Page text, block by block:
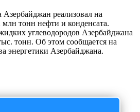
Азербайджан реализовал на
тонн нефти и конденсата.
углеводородов Азербайджана
тонн. Об этом сообщается на
энергетики Азербайджана.